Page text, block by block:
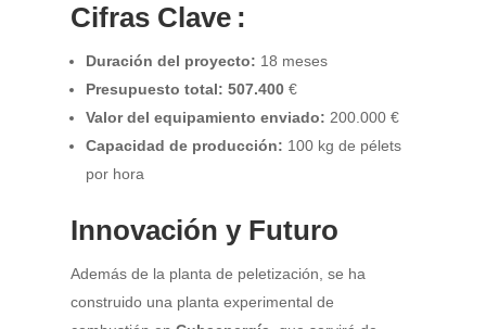
Cifras Clave :
Duración del proyecto: 18 meses
Presupuesto total: 507.400€
Valor del equipamiento enviado: 200.000 €
Capacidad de producción: 100 kg de pélets
por hora
Innovación y Futuro
Además de la planta de peletización, se ha
construido una planta experimental de